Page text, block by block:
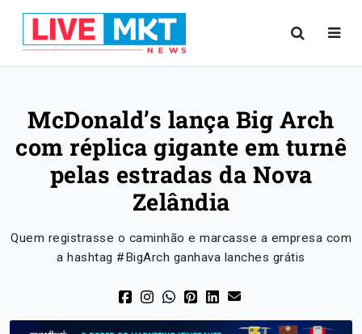
McDonald’s lança Big Arch
com réplica gigante em turnê
pelas estradas da Nova
Zelândia
Quem registrasse o caminhão e marcasse a empresa com
a hashtag #BigArch ganhava lanches grátis